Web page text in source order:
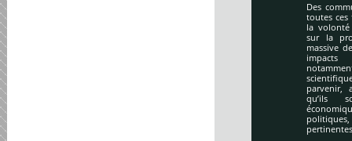
Des
toutes ces
la
sur la
massive
parvenir,
qu’ils